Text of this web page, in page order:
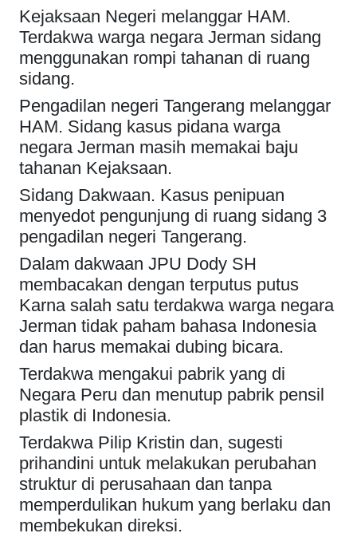
Kejaksaan Negeri melanggar HAM.
Terdakwa warga negara Jerman sidang
menggunakan rompi tahanan di ruang
sidang.
Pengadilan negeri Tangerang melanggar
HAM. Sidang kasus pidana warga
negara Jerman masih memakai baju
tahanan Kejaksaan.
Sidang Dakwaan. Kasus penipuan
menyedot pengunjung di ruang sidang 3
pengadilan negeri Tangerang.
Dalam dakwaan JPU Dody SH
membacakan dengan terputus putus
Karna salah satu terdakwa warga negara
Jerman tidak paham bahasa Indonesia
dan harus memakai dubing bicara.
Terdakwa mengakui pabrik yang di
Negara Peru dan menutup pabrik pensil
plastik di Indonesia.
Terdakwa Pilip Kristin dan, sugesti
prihandini untuk melakukan perubahan
struktur di perusahaan dan tanpa
memperdulikan hukum yang berlaku dan
membekukan direksi.